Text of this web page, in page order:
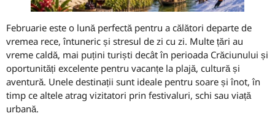
Februarie este o lună perfectă pentru a călători departe de
vremea rece, întuneric și stresul de zi cu zi. Multe țări au
vreme caldă, mai puțini turiști decât în perioada Crăciunului și
oportunități excelente pentru vacanțe la plajă, cultură și
aventură. Unele destinații sunt ideale pentru soare și înot, în
timp ce altele atrag vizitatori prin festivaluri, schi sau viață
urbană.